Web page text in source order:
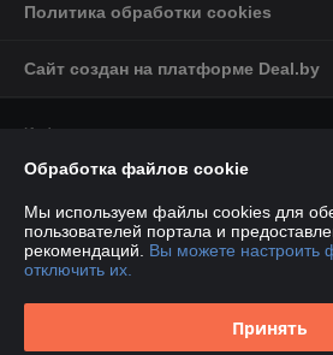
Политика обработки cookies
Сайт создан на платформе Deal.by
Информация для покупателя
Юридическое лицо:Общество с
220030, Республика Беларусь, г.Минск,
Регистрационный номер ЕГР: 193818085
Регистрационный орган: Минский
Обработка файлов cookie
Мы используем файлы cookies для
пользователей портала и
рекомендаций. Вы можете настроить
отключить их.
Принять